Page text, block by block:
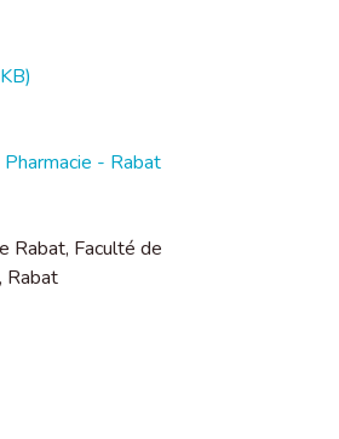
- Rabat
Rabat, Faculté de
Rabat